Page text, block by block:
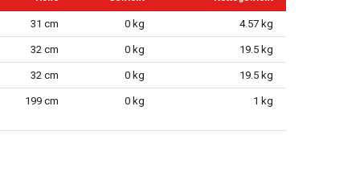
31 cm 0 kg 4.57 kg
32 cm 0 kg 19.5 kg
32 cm 0 kg 19.5 kg
199 cm 0 kg 1 kg